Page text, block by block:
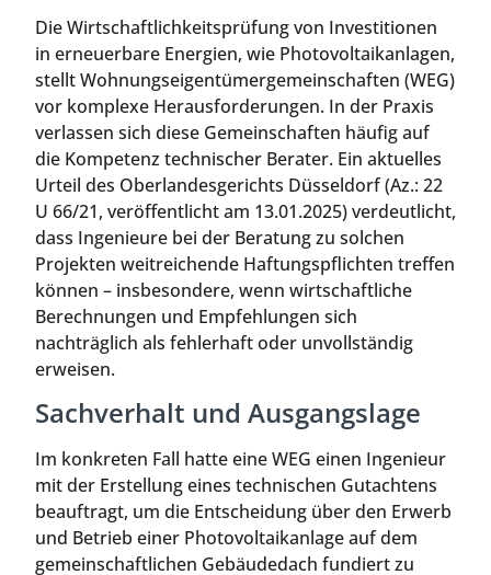
Die Wirtschaftlichkeitsprüfung von Investitionen
in erneuerbare Energien, wie Photovoltaikanlagen,
stellt Wohnungseigentümergemeinschaften (WEG)
vor komplexe Herausforderungen. In der Praxis
verlassen sich diese Gemeinschaften häufig auf
die Kompetenz technischer Berater. Ein aktuelles
Urteil des Oberlandesgerichts Düsseldorf (Az.: 22
U 66/21, veröffentlicht am 13.01.2025) verdeutlicht,
dass Ingenieure bei der Beratung zu solchen
Projekten weitreichende Haftungspflichten treffen
können – insbesondere, wenn wirtschaftliche
Berechnungen und Empfehlungen sich
nachträglich als fehlerhaft oder unvollständig
erweisen.
Sachverhalt und Ausgangslage
Im konkreten Fall hatte eine WEG einen Ingenieur
mit der Erstellung eines technischen Gutachtens
beauftragt, um die Entscheidung über den Erwerb
und Betrieb einer Photovoltaikanlage auf dem
gemeinschaftlichen Gebäudedach fundiert zu